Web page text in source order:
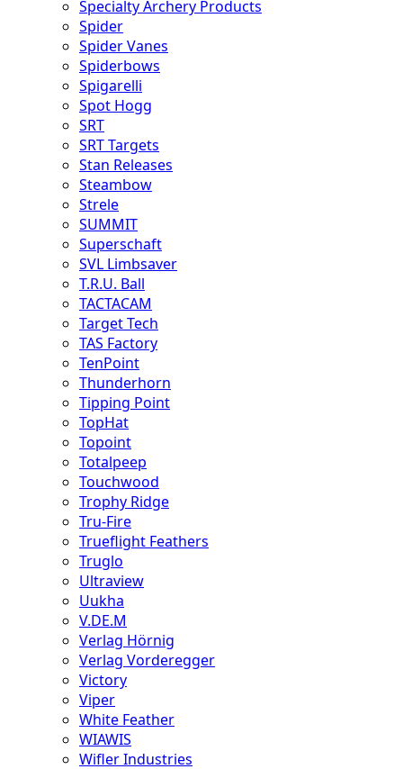
Specialty Archery Products
Spider
Spider Vanes
Spiderbows
Spigarelli
Spot Hogg
SRT
SRT Targets
Stan Releases
Steambow
Strele
SUMMIT
Superschaft
SVL Limbsaver
T.R.U. Ball
TACTACAM
Target Tech
TAS Factory
TenPoint
Thunderhorn
Tipping Point
TopHat
Topoint
Totalpeep
Touchwood
Trophy Ridge
Tru-Fire
Trueflight Feathers
Truglo
Ultraview
Uukha
V.DE.M
Verlag Hörnig
Verlag Vorderegger
Victory
Viper
White Feather
WIAWIS
Wifler Industries